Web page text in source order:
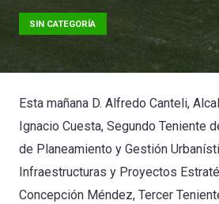
SIN CATEGORÍA
Esta mañana D. Alfredo Canteli,
Ignacio Cuesta, Segundo Teniente
de Planeamiento y Gestión
Infraestructuras y Proyectos
Concepción Méndez, Tercer